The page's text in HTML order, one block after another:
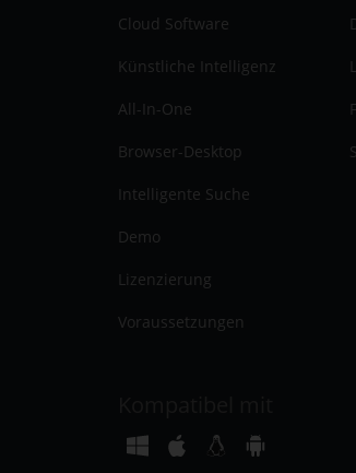
Cloud Software
Künstliche Intelligenz
All-In-One
Browser-Desktop
Intelligente Suche
Demo
Lizenzierung
Voraussetzungen